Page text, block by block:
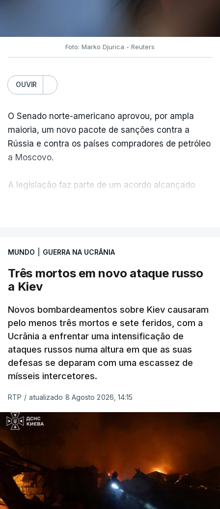
Foto: Marko Djurica - Reuters
OUVIR
O Senado norte-americano aprovou, por ampla
maioria, um novo pacote de sanções contra a
Rússia e contra os países compradores de petróleo
a Moscovo.
A legislação faz parte de um acordo alcançado
Vladimir Putin e aos principais comandantes
militares e ainda a aplicação de tarifas até 500%
sobre as exportações russas.
ERROR ON HTML5 MEDIA ELEMENT
ESTE CONTEÚDO ESTÁ NESTE
MOMENTO INDISPONÍVEL
Donald Trump imponha taxas até 100% aos cinco
principais importadores russos de petróleo e gás.
O documento segue agora para a Câmara dos
MUNDO GUERRA NA UCRÂNIA
Três mortos em novo ataque russo
a Kiev
Novos bombardeamentos sobre Kiev causaram
pelo menos três mortos e sete feridos, com a
Ucrânia a enfrentar uma intensificação de
ataques russos numa altura em que as suas
defesas se deparam com uma escassez de
mísseis intercetores.
RTP / atualizado 8 Agosto 2026, 14:15